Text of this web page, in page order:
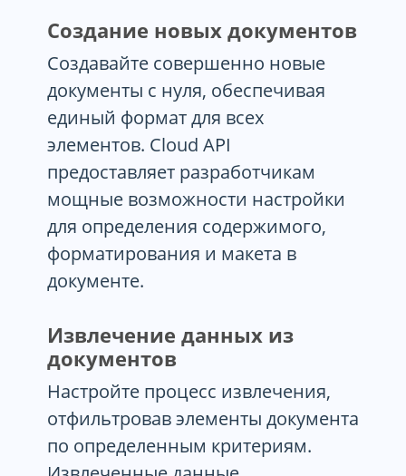
Создание новых документов
Создавайте совершенно новые
документы с нуля, обеспечивая
единый формат для всех
элементов. Cloud API
предоставляет разработчикам
мощные возможности настройки
для определения содержимого,
форматирования и макета в
документе.
Извлечение данных из
документов
Настройте процесс извлечения,
отфильтровав элементы документа
по определенным критериям.